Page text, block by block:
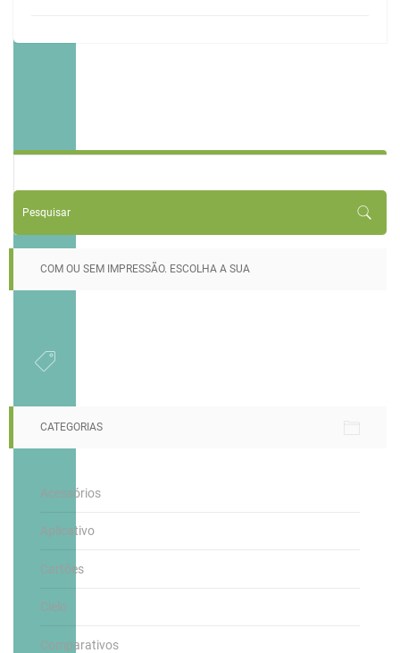
COM OU SEM IMPRESSÃO. ESCOLHA A SUA
CATEGORIAS
Acessórios
Aplicativo
Cartões
Cielo
Comparativos